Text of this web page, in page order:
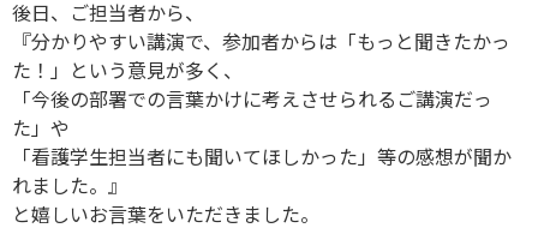
後日、ご担当者から、
『分かりやすい講演で、参加者からは「もっと聞きたかっ
た！」という意見が多く、
「今後の部署での言葉かけに考えさせられるご講演だっ
た」や
「看護学生担当者にも聞いてほしかった」等の感想が聞か
れました。』
と嬉しいお言葉をいただきました。